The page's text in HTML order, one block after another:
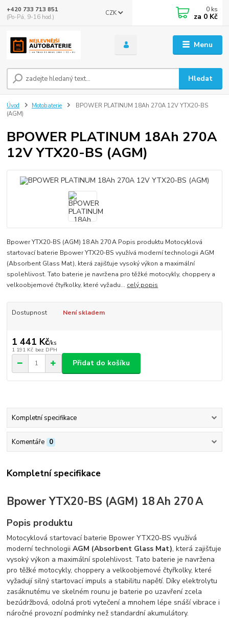
Menu
CZK
Hledat
+420 733 713 851
(Po-Pá, 9-16 hod.)
0 ks
za 0 Kč
Úvod Motobaterie
BPOWER PLATINUM 18Ah 270A 12V YTX20-BS
(AGM)
BPOWER PLATINUM 18Ah 270A
12V YTX20-BS (AGM)
Bpower YTX20-BS (AGM) 18 Ah 270 A Popis produktu Motocyklová
startovací baterie Bpower YTX20-BS využívá moderní technologii AGM
(Absorbent Glass Mat), která zajišťuje vysoký výkon a maximální
spolehlivost. Tato baterie je navržena pro těžké motocykly, choppery a
velkoobjemové čtyřkolky, které vyžadu... celý popis
Dostupnost Není skladem
1 441 Kč/ks
1 191 Kč bez DPH
Přidat do košíku
Kompletní specifikace
Komentáře 0
Kompletní specifikace
Bpower YTX20-BS (AGM) 18 Ah 270 A
Popis produktu
Motocyklová startovací baterie Bpower YTX20-BS využívá
moderní technologiiAGM (Absorbent Glass Mat), která zajišťuje
vysoký výkon a maximální spolehlivost. Tato baterie je navržena
pro těžké motocykly, choppery a velkoobjemové čtyřkolky, které
vyžadují silný startovací impuls a stabilitu napětí. Díky elektrolytu
zasáknutému ve skelném rounu je baterie po uzavření zcela
bezúdržbová, odolná proti vytečení a mnohem lépe snáší vibrace i
náročné provozní podmínky než standardní akumulátory.